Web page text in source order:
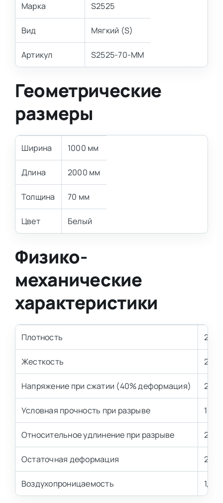
Марка S2525
Вид Мягкий (S)
Артикул S2525-70-MM
Геометрические
размеры
Ширина 1000 мм
Длина 2000 мм
Толщина 70 мм
Цвет Белый
Физико-
механические
характеристики
Плотность 25
Жесткость 2.5
Напряжение при сжатии (40% деформация)
Условная прочность при разрыве 100
Относительное удлинение при разрыве 200
Остаточная деформация 2,0-
Воздухопроницаемость 1,3-